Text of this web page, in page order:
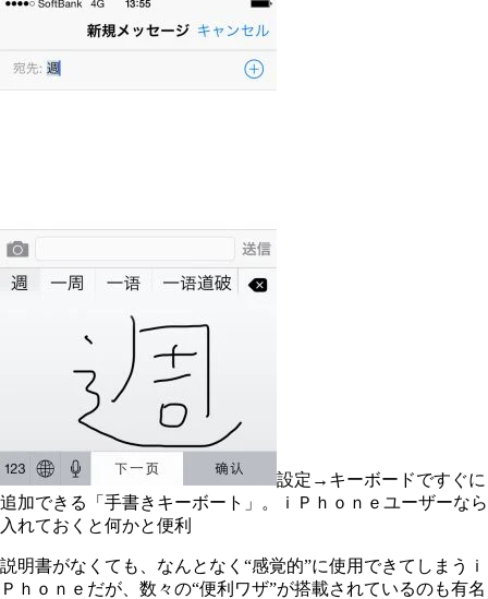
設定→キーボードですぐに
追加できる「手書きキーボート」。ｉＰｈｏｎｅユーザーなら
入れておくと何かと便利
説明書がなくても、なんとなく“感覚的”に使用できてしまうｉ
Ｐｈｏｎｅだが、数々の“便利ワザ”が搭載されているのも有名